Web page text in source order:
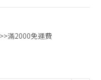
滿2000免運費